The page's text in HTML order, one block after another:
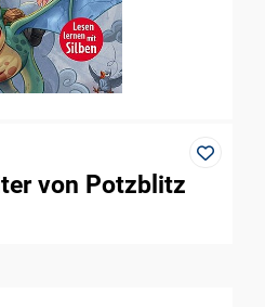
von Potzblitz